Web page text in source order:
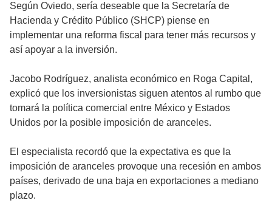
Según Oviedo, sería deseable que la Secretaría de
Hacienda y Crédito Público (SHCP) piense en
implementar una reforma fiscal para tener más recursos y
así apoyar a la inversión.
Jacobo Rodríguez, analista económico en Roga Capital,
explicó que los inversionistas siguen atentos al rumbo que
tomará la política comercial entre México y Estados
Unidos por la posible imposición de aranceles.
El especialista recordó que la expectativa es que la
imposición de aranceles provoque una recesión en ambos
países, derivado de una baja en exportaciones a mediano
plazo.